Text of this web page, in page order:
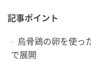
記事ポイント
烏骨鶏の卵を使っ
で展開